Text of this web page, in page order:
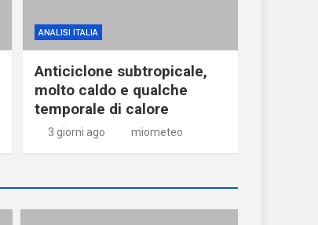
ANALISI ITALIA
Anticiclone subtropicale,
molto caldo e qualche
temporale di calore
3 giorni ago miometeo